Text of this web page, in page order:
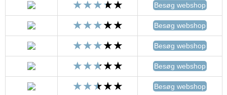
Besøg webshop
Besøg webshop
Besøg webshop
Besøg webshop
Besøg webshop